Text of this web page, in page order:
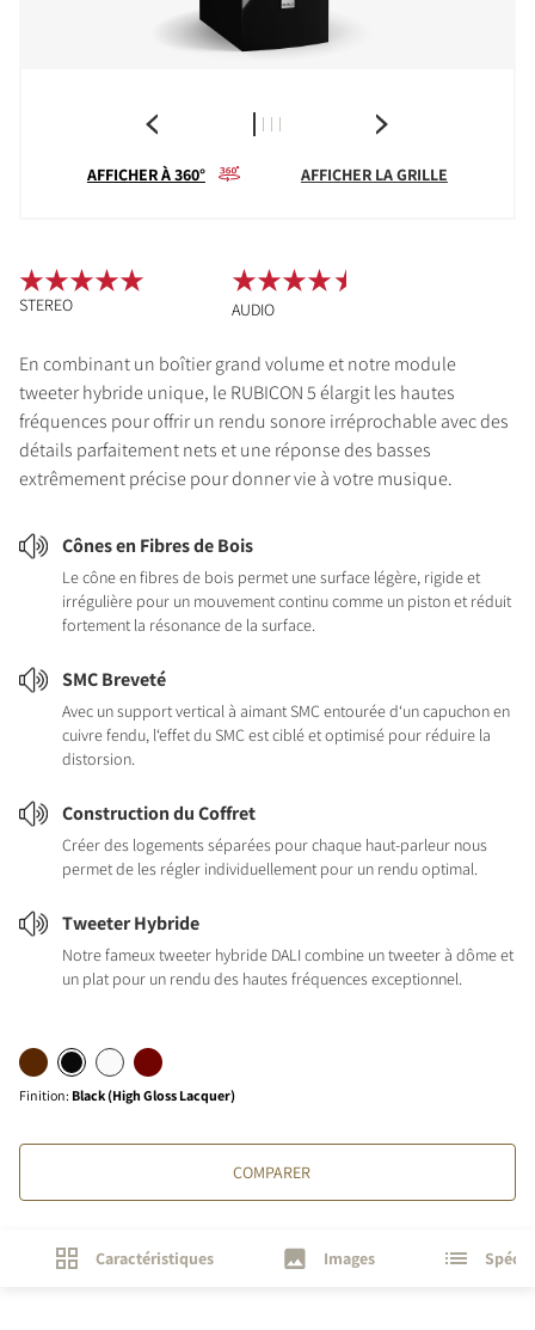
AFFICHER À 360° AFFICHER LA GRILLE
En combinant un boîtier grand volume et notre module
tweeter hybride unique, le RUBICON 5 élargit les hautes
fréquences pour offrir un rendu sonore irréprochable avec des
détails parfaitement nets et une réponse des basses
extrêmement précise pour donner vie à votre musique.
Cônes en Fibres de Bois
Le cône en fibres de bois permet une surface légère, rigide et
irrégulière pour un mouvement continu comme un piston et réduit
fortement la résonance de la surface.
SMC Breveté
Avec un support vertical à aimant SMC entourée d‘un capuchon en
cuivre fendu, l‘effet du SMC est ciblé et optimisé pour réduire la
distorsion.
Construction du Coffret
Créer des logements séparées pour chaque haut-parleur nous
permet de les régler individuellement pour un rendu optimal.
Tweeter Hybride
Notre fameux tweeter hybride DALI combine un tweeter à dôme et
un plat pour un rendu des hautes fréquences exceptionnel.
Finition: Black (High Gloss Lacquer)
COMPARER
STEREO AUDIO
Caractéristiques Images